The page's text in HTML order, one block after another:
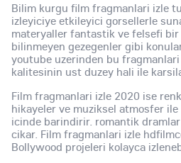
Bilim kurgu film fragmanlari izle
izleyiciye etkileyici gorsellerle
materyaller fantastik ve felsefi
bilinmeyen gezegenler gibi
youtube uzerinden bu
kalitesinin ust duzey hali ile
Film fragmanlari izle 2020 ise
hikayeler ve muziksel atmosfer
icinde barindirir. romantik
cikar. Film fragmanlari izle
Bollywood projeleri kolayca